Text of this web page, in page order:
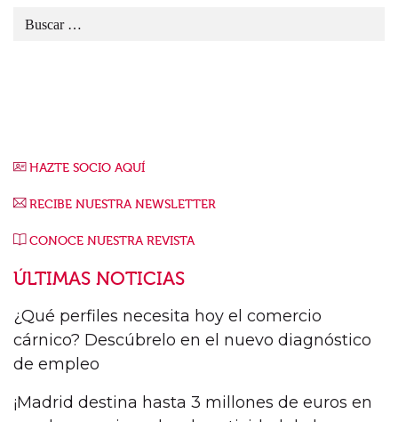
HAZTE SOCIO AQUÍ
RECIBE NUESTRA NEWSLETTER
CONOCE NUESTRA REVISTA
ÚLTIMAS NOTICIAS
¿Qué perfiles necesita hoy el comercio
cárnico? Descúbrelo en el nuevo diagnóstico
de empleo
¡Madrid destina hasta 3 millones de euros en